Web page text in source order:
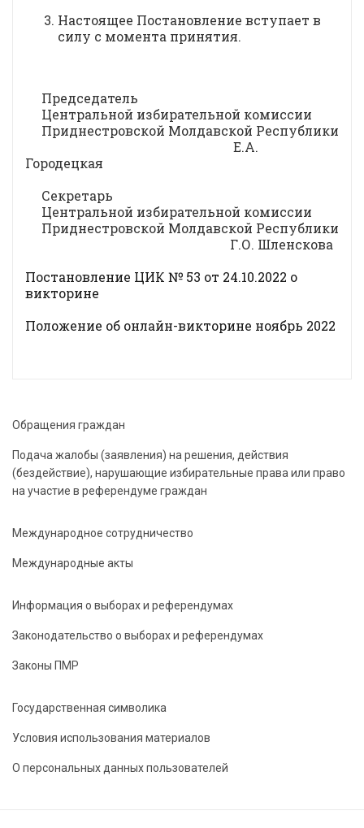
Настоящее Постановление вступает в
силу с момента принятия.
Председатель
Центральной избирательной комиссии
Приднестровской Молдавской Республики
Е.А.
Городецкая
Секретарь
Центральной избирательной комиссии
Приднестровской Молдавской Республики
Г.О. Шленскова
Постановление ЦИК № 53 от 24.10.2022 о
викторине
Положение об онлайн-викторине ноябрь 2022
Обращения граждан
Подача жалобы (заявления) на решения, действия
(бездействие), нарушающие избирательные права или право
на участие в референдуме граждан
Международное сотрудничество
Международные акты
Информация о выборах и референдумах
Законодательство о выборах и референдумах
Законы ПМР
Государственная символика
Условия использования материалов
О персональных данных пользователей